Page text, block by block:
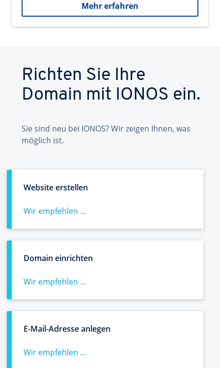
Mehr erfahren
Richten Sie Ihre
Domain mit IONOS ein.
Sie sind neu bei IONOS? Wir zeigen Ihnen, was
möglich ist.
Website erstellen
Wir empfehlen ...
Domain einrichten
Wir empfehlen ...
E-Mail-Adresse anlegen
Wir empfehlen ...